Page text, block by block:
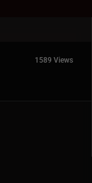
1589 Views